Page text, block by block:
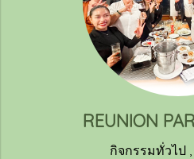
กิจกรรมทั่วไป,